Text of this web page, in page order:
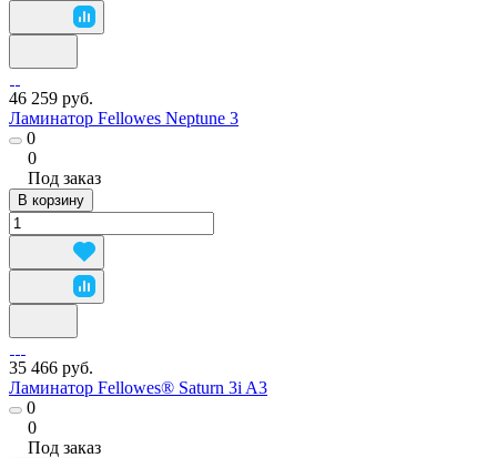
46 259 руб.
Ламинатор Fellowes Neptune 3
0
0
Под заказ
В корзину
35 466 руб.
Ламинатор Fellowes® Saturn 3i A3
0
0
Под заказ